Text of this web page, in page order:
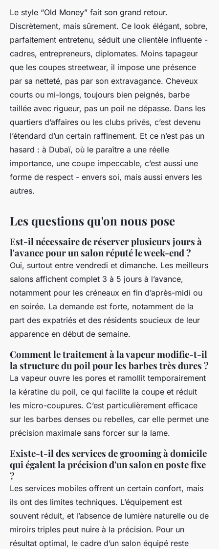
Le style “Old Money” fait son grand retour.
Discrètement, mais sûrement. Ce look élégant, sobre,
parfaitement entretenu, séduit une clientèle influente -
cadres, entrepreneurs, diplomates. Moins tapageur
que les coupes streetwear, il impose une présence
par sa netteté, pas par son extravagance. Cheveux
courts ou mi-longs, toujours bien peignés, barbe
taillée avec rigueur, pas un poil ne dépasse. Dans les
quartiers d’affaires ou les clubs privés, c’est devenu
l’étendard d’un certain raffinement. Et ce n’est pas un
hasard : à Dubaï, où le paraître a une réelle
importance, une coupe impeccable, c’est aussi une
forme de respect - envers soi, mais aussi envers les
autres.
Les questions qu'on nous pose
Est-il nécessaire de réserver plusieurs jours à
l'avance pour un salon réputé le week-end ?
Oui, surtout entre vendredi et dimanche. Les meilleurs
salons affichent complet 3 à 5 jours à l’avance,
notamment pour les créneaux en fin d’après-midi ou
en soirée. La demande est forte, notamment de la
part des expatriés et des résidents soucieux de leur
apparence en début de semaine.
Comment le traitement à la vapeur modifie-t-il
la structure du poil pour les barbes très dures ?
La vapeur ouvre les pores et ramollit temporairement
la kératine du poil, ce qui facilite la coupe et réduit
les micro-coupures. C’est particulièrement efficace
sur les barbes denses ou rebelles, car elle permet une
précision maximale sans forcer sur la lame.
Existe-t-il des services de grooming à domicile
qui égalent la précision d'un salon en poste fixe
?
Les services mobiles offrent un certain confort, mais
ils ont des limites techniques. L’équipement est
souvent réduit, et l’absence de lumière naturelle ou de
miroirs triples peut nuire à la précision. Pour un
résultat optimal, le cadre d’un salon équipé reste